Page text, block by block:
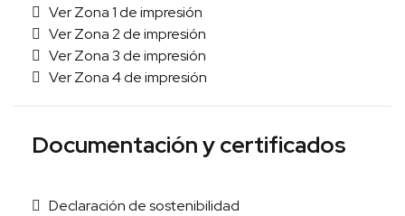
Ver Zona 1 de impresión
Ver Zona 2 de impresión
Ver Zona 3 de impresión
Ver Zona 4 de impresión
Documentación y certificados
Declaración de sostenibilidad